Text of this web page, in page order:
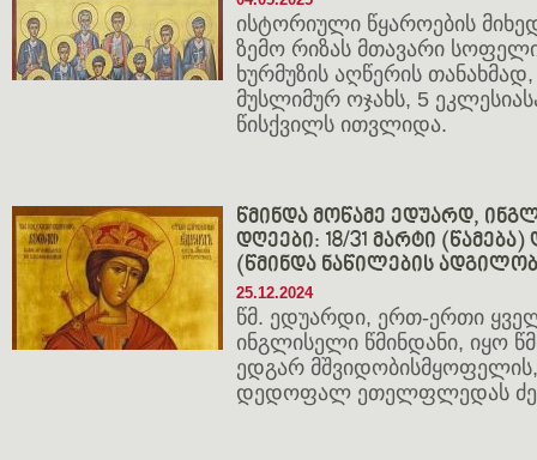
ისტორიული წყაროების
ზემო რიზას მთავარი
ხურმუზის აღწერის
მუსლიმურ ოჯახს, 5
წისქვილს ითვლიდა.
წმინდა მოწამე ედუარდ,
დღეები: 18/31 მარტი (წამება)
(წმინდა ნაწილების
25.12.2024
წმ. ედუარდი, ერთ-ერთი
ინგლისელი წმინდანი, იყო
ედგარ
დედოფალ ეთელფლედას